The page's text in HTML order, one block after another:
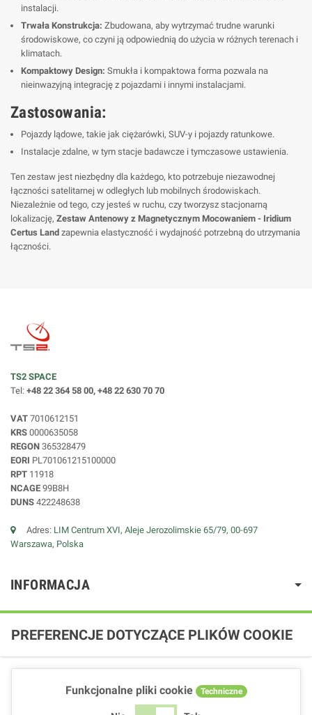
instalacji.
Trwała Konstrukcja: Zbudowana, aby wytrzymać trudne warunki
środowiskowe, co czyni ją odpowiednią do użycia w różnych terenach i
klimatach.
Kompaktowy Design: Smukła i kompaktowa forma pozwala na
nieinwazyjną integrację z pojazdami i innymi instalacjami.
Zastosowania:
Pojazdy lądowe, takie jak ciężarówki, SUV-y i pojazdy ratunkowe.
Instalacje zdalne, w tym stacje badawcze i tymczasowe ustawienia.
Ten zestaw jest niezbędny dla każdego, kto potrzebuje niezawodnej
łączności satelitarnej w odległych lub mobilnych środowiskach.
Niezależnie od tego, czy jesteś w ruchu, czy tworzysz stacjonarną
lokalizację, Zestaw Antenowy z Magnetycznym Mocowaniem - Iridium
Certus Land zapewnia elastyczność i wydajność potrzebną do utrzymania
łączności.
TS2 SPACE
Tel: +48 22 364 58 00, +48 22 630 70 70
VAT 7010612151
KRS 0000635058
REGON 365328479
EORI PL701061215100000
RPT 11918
NCAGE 99B8H
DUNS 422248638
Adres: LIM Centrum XVI, Aleje Jerozolimskie 65/79, 00-697
Warszawa, Polska
INFORMACJA
PREFERENCJE DOTYCZĄCE PLIKÓW COOKIE
Funkcjonalne pliki cookie Techniczne